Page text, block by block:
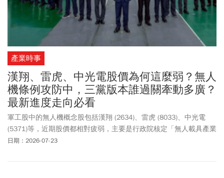
產業時事
漢翔、雷虎、中光電股價為何這麼弱？無人
機條例攻防中，三黨版本誰過關牽動多廣？
最新進度走向必看
軍工股中的無人機概念股包括漢翔 (2634)、雷虎 (8033)、中光電
(5371)等，近期股價都相對疲弱，主要是行政院核定「無人載具產業
發展統籌型計畫」，預計6年投入442億元，但國民黨團不滿浮編預
日期：2026-07-23